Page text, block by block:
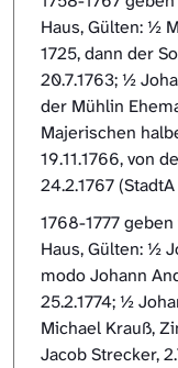
Haus, Gülten: ½
1725, dann der
20.7.1763; ½
der Mühlin
Majerischen
19.11.1766, von
24.2.1767
1768-1777
Haus, Gülten: ½
modo Johann
25.2.1774; ½
Michael Krauß,
Jacob Strecker,